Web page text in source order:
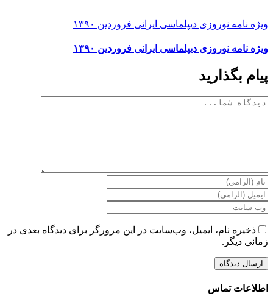
ویژه نامه نوروزی دیپلماسی ایرانی فروردین ۱۳۹۰
ویژه نامه نوروزی دیپلماسی ایرانی فروردین ۱۳۹۰
پیام بگذارید
دیدگاه
ذخیره نام، ایمیل، وب‌سایت در این مرورگر برای دیدگاه بعدی در
زمانی دیگر.
اطلاعات تماس